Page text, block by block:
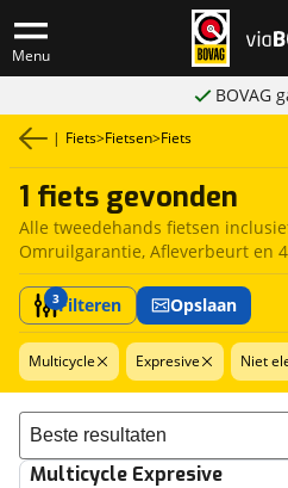
Menu
BOVAG
| Fiets>Fietsen>Fiets
1 fiets gevonden
Alle tweedehands fietsen
Omruilgarantie, Afleverbeurt en
3Filteren Opslaan
Multicycle Expresive Niet
Sorteer resultaten
Multicycle Expresive